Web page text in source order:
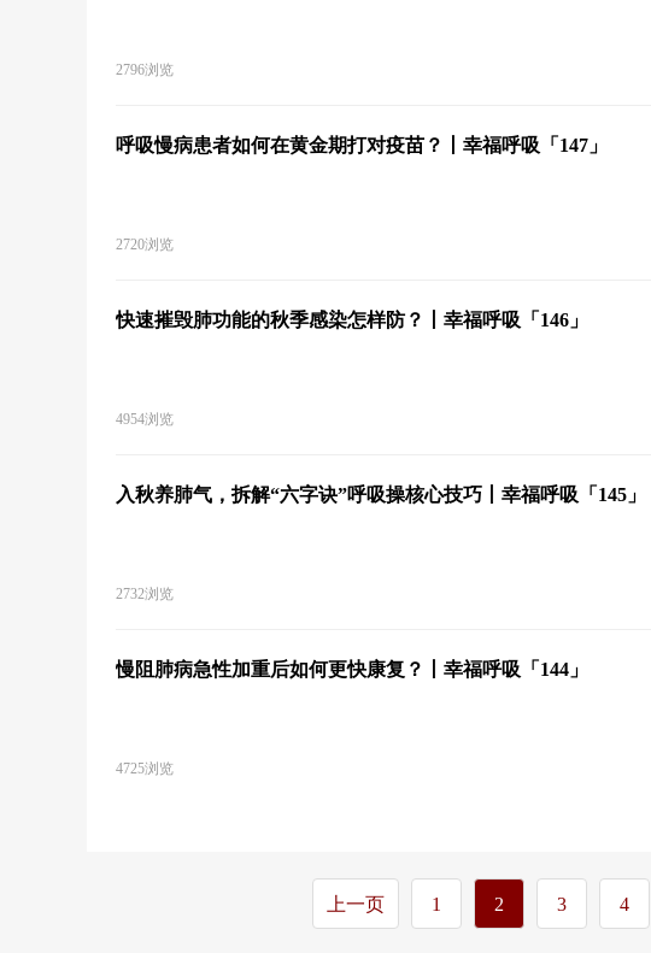
2796浏览
呼吸慢病患者如何在黄金期打对疫苗？丨幸福呼吸「147」
2720浏览
快速摧毁肺功能的秋季感染怎样防？丨幸福呼吸「146」
4954浏览
入秋养肺气，拆解“六字诀”呼吸操核心技巧丨幸福呼吸「145」
2732浏览
慢阻肺病急性加重后如何更快康复？丨幸福呼吸「144」
4725浏览
上一页 1 2 3 4